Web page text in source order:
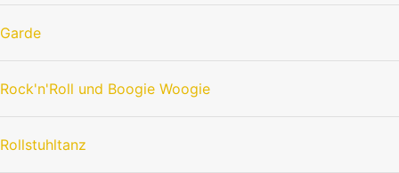
Garde
Rock'n'Roll und Boogie Woogie
Rollstuhltanz